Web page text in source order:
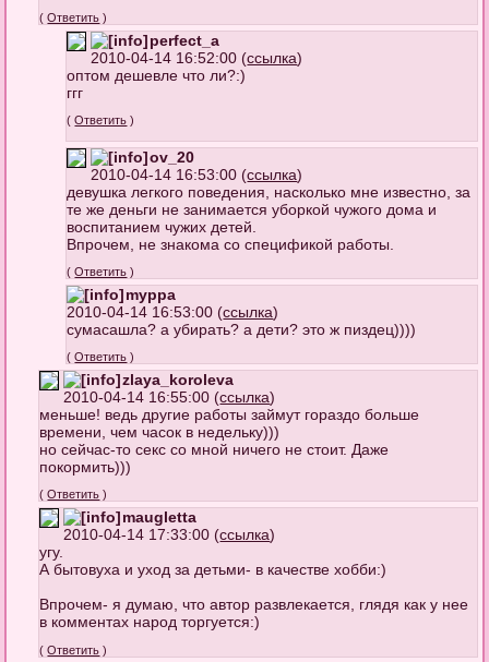
(Ответить )
perfect_a
2010-04-14 16:52:00 (ссылка)
оптом дешевле что ли?:)
ггг
(Ответить )
ov_20
2010-04-14 16:53:00 (ссылка)
девушка легкого поведения, насколько мне известно, за
те же деньги не занимается уборкой чужого дома и
воспитанием чужих детей.
Впрочем, не знакома со спецификой работы.
(Ответить )
myppa
2010-04-14 16:53:00 (ссылка)
сумасашла? а убирать? а дети? это ж пиздец))))
(Ответить )
zlaya_koroleva
2010-04-14 16:55:00 (ссылка)
меньше! ведь другие работы займут гораздо больше
времени, чем часок в недельку)))
но сейчас-то секс со мной ничего не стоит. Даже
покормить)))
(Ответить )
maugletta
2010-04-14 17:33:00 (ссылка)
угу.
А бытовуха и уход за детьми- в качестве хобби:)
Впрочем- я думаю, что автор развлекается, глядя как у нее
в комментах народ торгуется:)
(Ответить )